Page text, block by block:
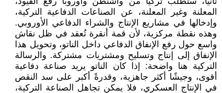
المعلنة وغير المعلنة، عن الصناعات الدفاعية التركية،
وإدخالها في مشاريع الإنتاج والشراء الدفاعي الأوروبي.
وهذه نقطة مركزية، لأن قمة أنقرة تُعقد في ظل نقاش
واسع حول رفع الإنفاق الدفاعي داخل الناتو، وتحويل هذا
الإنفاق إلى إنتاج وتسليح ومشتريات مشتركة. والرسالة
التركية هنا واضحة: إذا كان الناتو يريد صناعة دفاعية
أقوى، وجيشًا أكثر جاهزية، وقدرةً أكبر على سد النقص
في الإنتاج العسكري، فلا يمكن تجاهل الصناعة التركية،